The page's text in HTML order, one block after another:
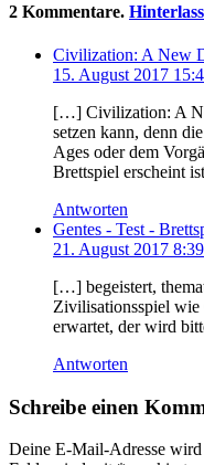
2 Kommentare.
Civilization: A New
15. August 2017
[…] Civilization: A
setzen kann, denn
Ages oder dem
Brettspiel erscheint
Antworten
Gentes - Test -
21. August 2017 8:39
[…] begeistert,
Zivilisationsspiel
erwartet, der wird
Antworten
Schreibe einen
Deine E-Mail-Adresse